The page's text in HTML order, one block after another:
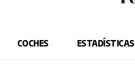
COCHES ESTADÍSTICAS